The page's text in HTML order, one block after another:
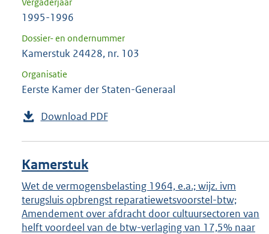
1995-1996
Dossier- en ondernummer
Kamerstuk 24428, nr. 103
Organisatie
Eerste Kamer der Staten-Generaal
Download PDF
Kamerstuk
Wet de vermogensbelasting 1964, e.a.; wijz. ivm
terugsluis opbrengst reparatiewetsvoorstel-btw;
Amendement over afdracht door cultuursectoren van
helft voordeel van de btw-verlaging van 17,5% naar